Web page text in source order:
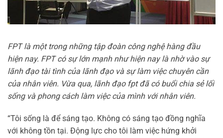
FPT là một trong những tập đoàn công nghệ hàng đầu
hiện nay. FPT có sự lớn mạnh như hiện nay là nhờ vào sự
lãnh đạo tài tình của lãnh đạo và sự làm việc chuyên cần
của nhân viên. Vừa qua, lãnh đạo fpt đã có buổi chia sẻ lối
sống và phong cách làm việc của mình với nhân viên.
“Tôi sống là để sáng tạo. Không có sáng tạo đồng nghĩa
với không tồn tại. Động lực cho tôi làm việc hứng khởi